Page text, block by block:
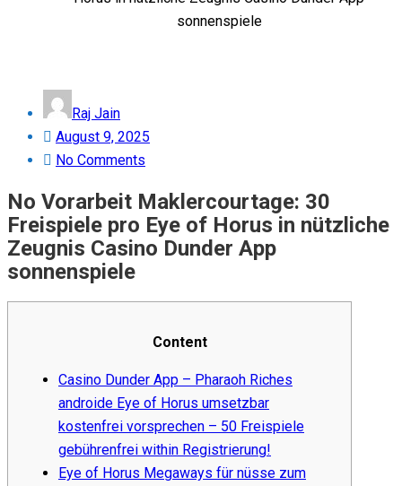
sonnenspiele
Raj Jain
Posted
on
August 9, 2025
No Comments
No Vorarbeit Maklercourtage: 30
Freispiele pro Eye of Horus in nützliche
Zeugnis Casino Dunder App
sonnenspiele
Content
Casino Dunder App – Pharaoh Riches
androide Eye of Horus umsetzbar
kostenfrei vorsprechen – 50 Freispiele
gebührenfrei within Registrierung!
Eye of Horus Megaways für nüsse zum